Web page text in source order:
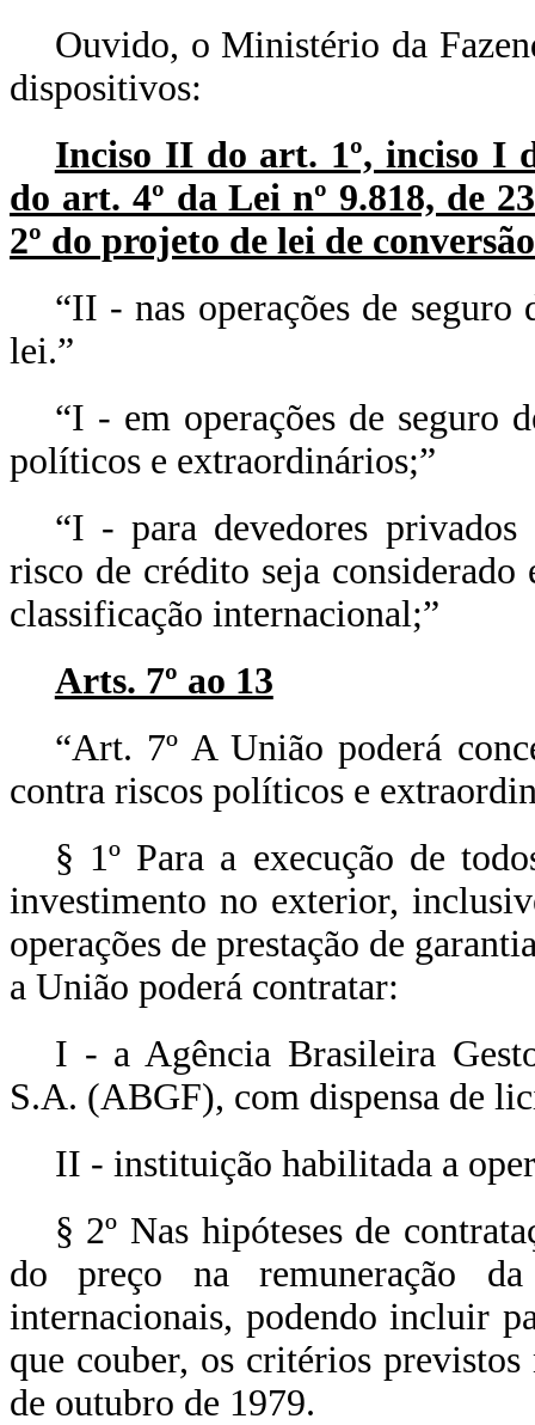
Ouvido, o Ministério da
dispositivos:
Inciso II do art. 1º, inciso I
do art. 4º da Lei nº 9.818, de
2º do projeto de lei de conversão
“II - nas operações de
lei.”
“I - em operações de seguro
políticos e extraordinários;”
“I - para devedores
risco de crédito seja
classificação internacional;”
Arts. 7º ao 13
“Art. 7º A União poderá
contra riscos políticos e
§ 1º Para a execução de
investimento no exterior,
operações de prestação de
a União poderá contratar:
I - a Agência Brasileira
S.A. (ABGF), com dispensa de
II - instituição habilitada a
§ 2º Nas hipóteses de
do preço na remuneração
internacionais, podendo incluir
que couber, os critérios
de outubro de 1979.